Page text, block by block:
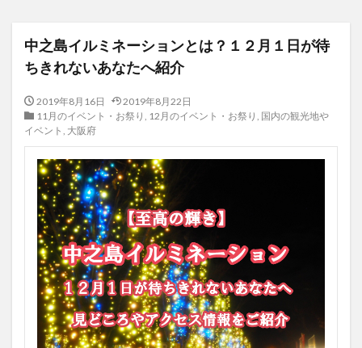
中之島イルミネーションとは？１２月１日が待
ちきれないあなたへ紹介
2019年8月16日
2019年8月22日
11月のイベント・お祭り , 12月のイベント・お祭り , 国内の観光地や
イベント , 大阪府